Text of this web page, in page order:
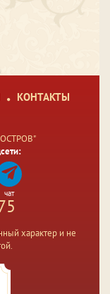
КОНТАКТЫ
чат
характер и не